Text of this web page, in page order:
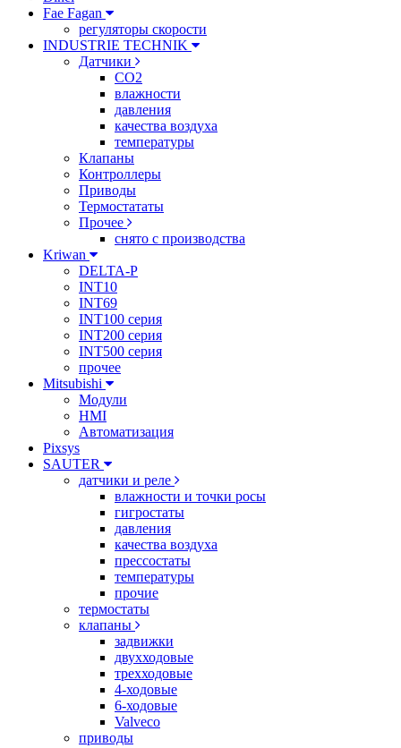
Fae Fagan
регуляторы скорости
INDUSTRIE TECHNIK
Датчики
CO2
влажности
давления
качества воздуха
температуры
Клапаны
Контроллеры
Приводы
Термостататы
Прочее
снято с производства
Kriwan
DELTA-P
INT10
INT69
INT100 серия
INT200 серия
INT500 серия
прочее
Mitsubishi
Модули
HMI
Автоматизация
Pixsys
SAUTER
датчики и реле
влажности и точки росы
гигростаты
давления
качества воздуха
прессостаты
температуры
прочие
термостаты
клапаны
задвижки
двухходовые
трехходовые
4-ходовые
6-ходовые
Valveco
приводы